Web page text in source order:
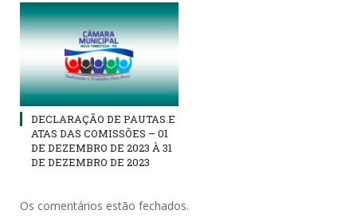
DECLARAÇÃO DE PAUTAS E
ATAS DAS COMISSÕES – 01
DE DEZEMBRO DE 2023 À 31
DE DEZEMBRO DE 2023
Os comentários estão fechados.